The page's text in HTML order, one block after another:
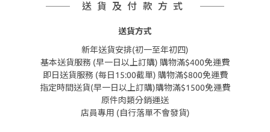
送貨及付款方式
送貨方式
新年送貨安排(初一至年初四)
基本送貨服務 (早一日以上訂購) 購物滿$400免運費
即日送貨服務 (每日15:00截單) 購物滿$800免運費
指定時間送貨(早一日以上訂購)購物滿$1500免運費
原件肉類分銷運送
店員專用 (自行落單不會發貨)